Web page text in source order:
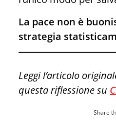
La pace non è
strategia
Leggi l’articolo
questa riflessione su
Share